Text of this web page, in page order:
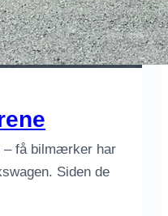
– få bilmærker har
Siden de